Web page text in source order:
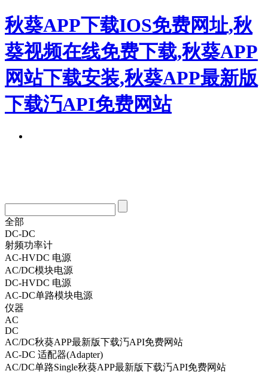
秋葵APP下载IOS免费网址,秋
葵视频在线免费下载,秋葵APP
网站下载安装,秋葵APP最新版
下载汅API免费网站
全部
DC-DC
射频功率计
AC-HVDC 电源
AC/DC模块电源
DC-HVDC 电源
AC-DC单路模块电源
仪器
AC
DC
AC/DC秋葵APP最新版下载汅API免费网站
AC-DC 适配器(Adapter)
AC/DC单路Single秋葵APP最新版下载汅API免费网站